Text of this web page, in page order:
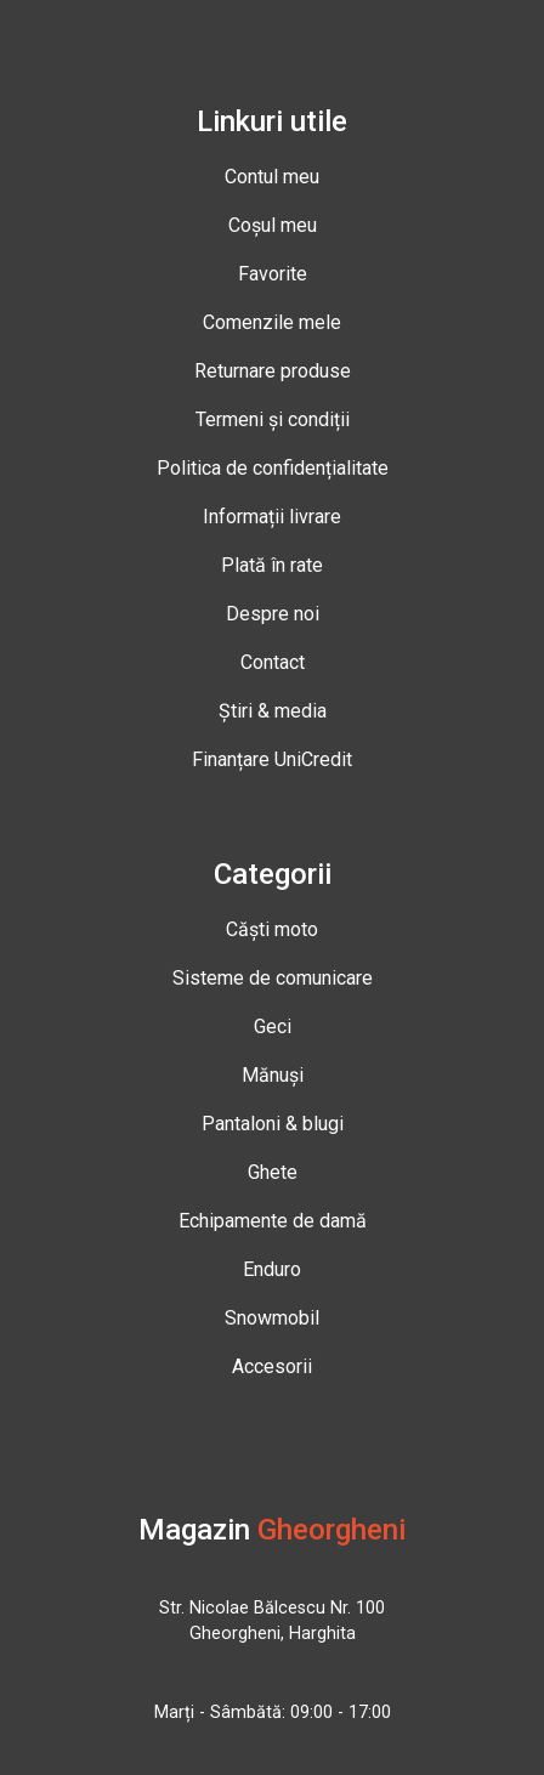
Linkuri utile
Contul meu
Coșul meu
Favorite
Comenzile mele
Returnare produse
Termeni și condiții
Politica de confidențialitate
Informații livrare
Plată în rate
Despre noi
Contact
Știri & media
Finanțare UniCredit
Categorii
Căști moto
Sisteme de comunicare
Geci
Mănuși
Pantaloni & blugi
Ghete
Echipamente de damă
Enduro
Snowmobil
Accesorii
Magazin Gheorgheni
Str. Nicolae Bălcescu Nr. 100
Gheorgheni, Harghita
Marți - Sâmbătă: 09:00 - 17:00